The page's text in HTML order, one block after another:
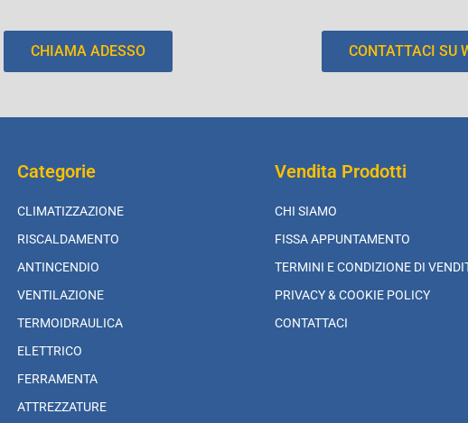
CHIAMA ADESSO CONTATTACI SU
Categorie
CLIMATIZZAZIONE
RISCALDAMENTO
ANTINCENDIO
VENTILAZIONE
TERMOIDRAULICA
ELETTRICO
FERRAMENTA
ATTREZZATURE
Vendita Prodotti
CHI SIAMO
FISSA APPUNTAMENTO
TERMINI E CONDIZIONE DI
PRIVACY & COOKIE POLICY
CONTATTACI